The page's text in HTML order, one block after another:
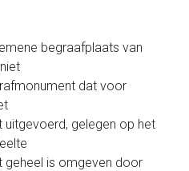
begraafplaats van
dat voor
uitgevoerd, gelegen op het
geheel is omgeven door